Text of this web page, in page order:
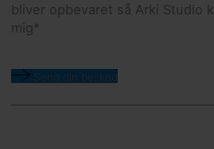
bliver opbevaret så Arki Studio
mig*
Send din besked